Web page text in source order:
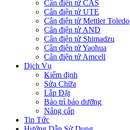
Cân điện tử CAS
Cân điện tử UTE
Cân điện tử Mettler Toledo
Cân điện tử AND
Cân điện tử Shimadzu
Cân điện tử Yaohua
Cân điện tử Amcell
Dịch Vụ
Kiểm định
Sửa Chữa
Lắp Đặt
Bảo trì bảo dưỡng
Nâng cấp
Tin Tức